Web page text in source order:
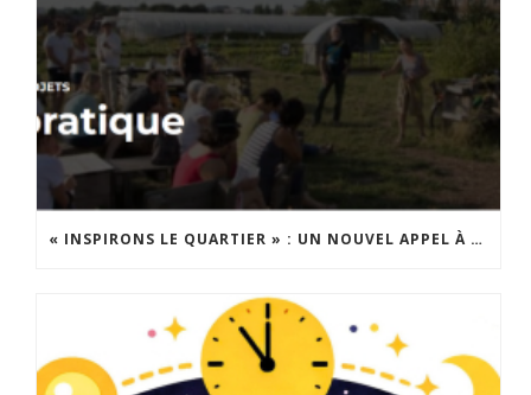
« INSPIRONS LE QUARTIER » : UN NOUVEL APPEL À PROJETS EST LANCÉ !